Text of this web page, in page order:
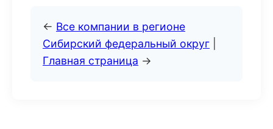
← Все компании в регионе
Сибирский федеральный округ
Главная страница →